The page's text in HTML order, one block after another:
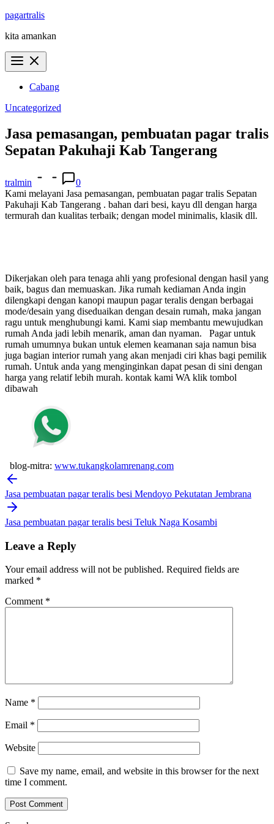
Skip
content
pagartralis
kita amankan
Cabang
Uncategorized
Jasa pemasangan, pembuatan pagar tralis
Sepatan Pakuhaji Kab Tangerang
tralmin
0
Kami melayani Jasa pemasangan, pembuatan pagar tralis Sepatan
Pakuhaji Kab Tangerang . bahan dari besi, kayu dll dengan harga
termurah dan kualitas terbaik; dengan model minimalis, klasik dll.
Dikerjakan oleh para tenaga ahli yang profesional dengan hasil yang
baik, bagus dan memuaskan. Jika rumah kediaman Anda ingin
dilengkapi dengan kanopi maupun pagar teralis dengan berbagai
mode/desain yang diseduaikan dengan desain rumah, maka jangan
ragu untuk menghubungi kami. Kami siap membantu mewujudkan
rumah Anda jadi lebih menarik, aman dan nyaman.
Pagar untuk
rumah umumnya bukan untuk elemen keamanan saja namun bisa
juga bagian interior rumah yang akan menjadi ciri khas bagi pemilik
rumah. Untuk anda yang menginginkan dapat pesan di sini dengan
harga yang relatif lebih murah. kontak kami WA klik tombol
dibawah
blog-mitra: www.tukangkolamrenang.com
Post
navigation
Jasa pembuatan pagar teralis besi Mendoyo Pekutatan Jembrana
Jasa pembuatan pagar teralis besi Teluk Naga Kosambi
Leave a Reply
Your email address will not be published. Required fields are
marked *
Comment *
Name *
Email *
Website
Save my name, email, and website in this browser for the next
time I comment.